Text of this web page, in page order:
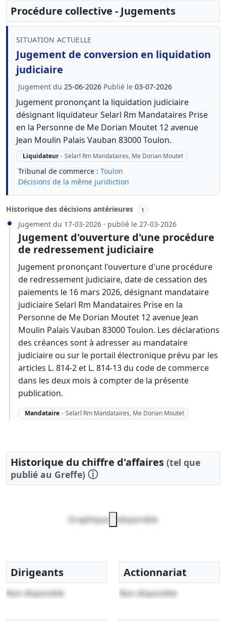
Procédure collective - Jugements
SITUATION ACTUELLE
Jugement de conversion en liquidation
judiciaire
Jugement du 25-06-2026 Publié le 03-07-2026
Jugement prononçant la liquidation judiciaire
désignant liquidateur Selarl Rm Mandataires Prise
en la Personne de Me Dorian Moutet 12 avenue
Jean Moulin Palais Vauban 83000 Toulon.
Liquidateur - Selarl Rm Mandataires, Me Dorian Moutet
Tribunal de commerce : Toulon
Décisions de la même juridiction
Historique des décisions antérieures 1
Jugement du 17-03-2026 · publié le 27-03-2026
Jugement d'ouverture d'une procédure
de redressement judiciaire
Jugement prononçant l'ouverture d'une procédure
de redressement judiciaire, date de cessation des
paiements le 16 mars 2026, désignant mandataire
judiciaire Selarl Rm Mandataires Prise en la
Personne de Me Dorian Moutet 12 avenue Jean
Moulin Palais Vauban 83000 Toulon. Les déclarations
des créances sont à adresser au mandataire
judiciaire ou sur le portail électronique prévu par les
articles L. 814-2 et L. 814-13 du code de commerce
dans les deux mois à compter de la présente
publication.
Mandataire - Selarl Rm Mandataires, Me Dorian Moutet
Historique du chiffre d'affaires (tel que
publié au Greffe) ⓘ
Graphique indisponible
Dirigeants
Non disponible
Actionnariat
Non disponible